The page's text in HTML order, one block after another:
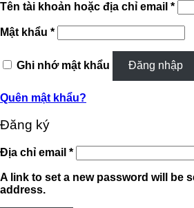
Tên tài khoản hoặc địa chỉ email *Bắt
Mật khẩu *Bắt
buộc
Ghi nhớ mật khẩu
Đăng nhập
Quên mật khẩu?
Đăng ký
Địa chỉ email *Bắt
buộc
A link to set a new password will be
address.